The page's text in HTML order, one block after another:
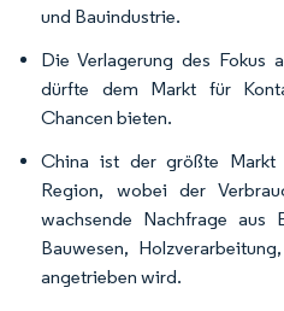
und Bauindustrie.
Die Verlagerung des Fokus
dürfte dem Markt für
Chancen bieten.
China ist der größte Markt
Region, wobei der
wachsende Nachfrage aus
Bauwesen,
angetrieben wird.